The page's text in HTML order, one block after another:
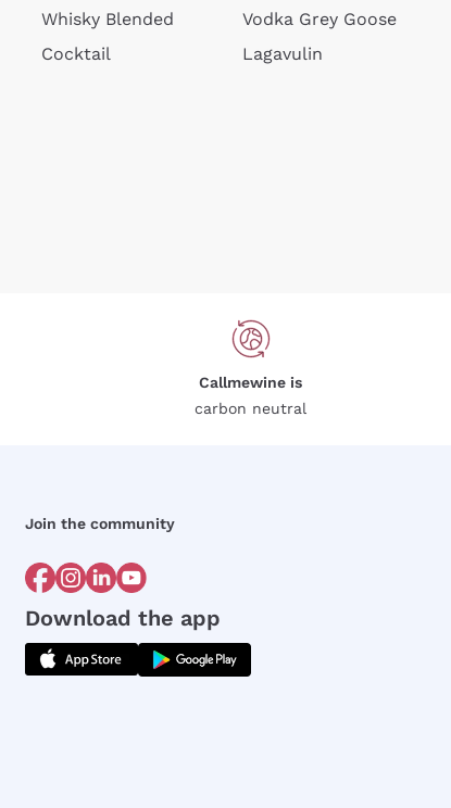
Whisky Blended
Cocktail
Vodka Grey Goose
Lagavulin
Callmewine is
carbon neutral
Join the community
Download the app